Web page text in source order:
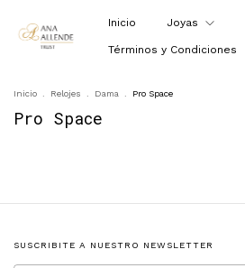
Inicio Joyas
Términos y Condiciones
Inicio Relojes Dama Pro Space
Pro Space
SUSCRIBITE A NUESTRO NEWSLETTER